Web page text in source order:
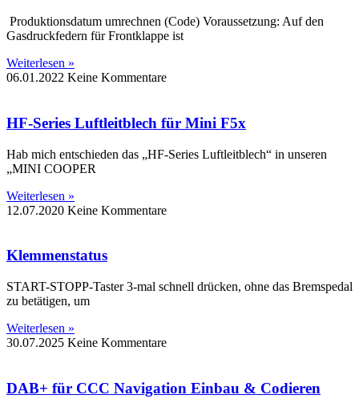
Produktionsdatum umrechnen (Code) Voraussetzung: Auf den
Gasdruckfedern für Frontklappe ist
Weiterlesen »
06.01.2022 Keine Kommentare
HF-Series Luftleitblech für Mini F5x
Hab mich entschieden das „HF-Series Luftleitblech“ in unseren
„MINI COOPER
Weiterlesen »
12.07.2020 Keine Kommentare
Klemmenstatus
START-STOPP-Taster 3-mal schnell drücken, ohne das Bremspedal
zu betätigen, um
Weiterlesen »
30.07.2025 Keine Kommentare
DAB+ für CCC Navigation Einbau & Codieren